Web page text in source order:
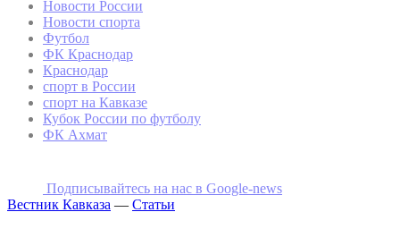
Новости России
Новости спорта
Футбол
ФК Краснодар
Краснодар
спорт в России
спорт на Кавказе
Кубок России по футболу
ФК Ахмат
Подписывайтесь на наc в Google-news
Вестник Кавказа — Статьи